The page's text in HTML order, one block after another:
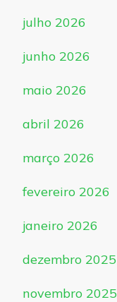
julho 2026
junho 2026
maio 2026
abril 2026
março 2026
fevereiro 2026
janeiro 2026
dezembro 2025
novembro 2025